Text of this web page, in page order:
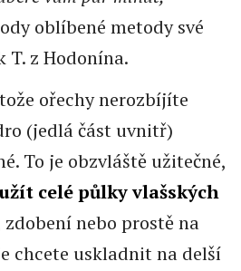
oblíbené metody své
T. z Hodonína.
ořechy nerozbíjíte
(jedlá část uvnitř)
To je obzvláště užitečné,
celé půlky vlašských
nebo prostě na
chcete uskladnit na delší